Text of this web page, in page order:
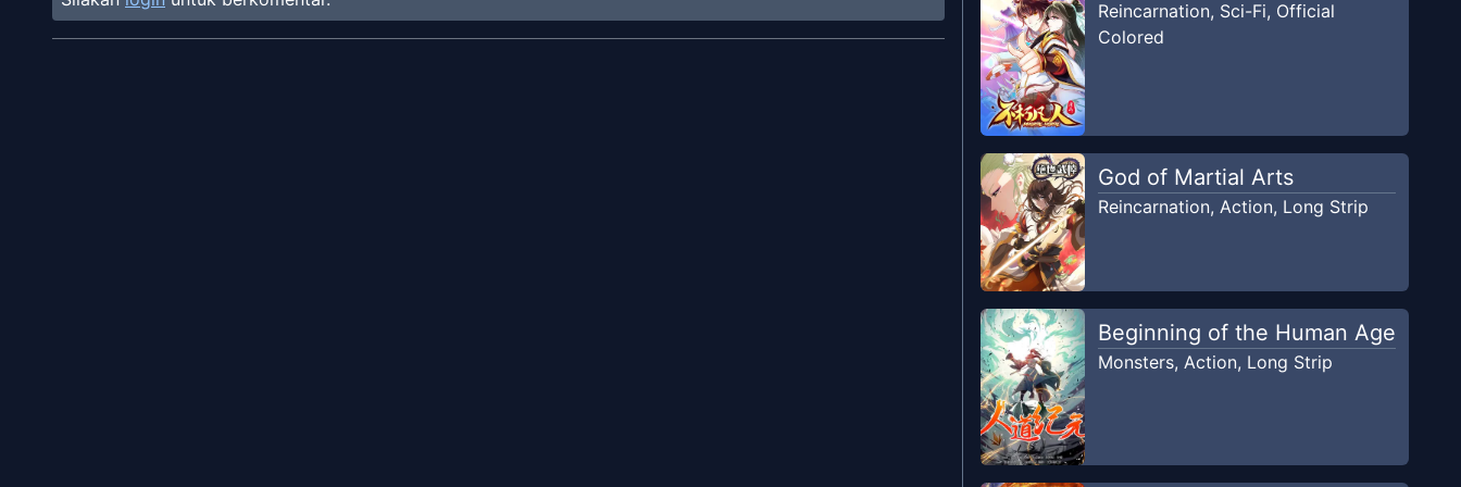
Reincarnation, Sci-Fi, Official
Colored
God of Martial Arts
Reincarnation, Action, Long Strip
Beginning of the Human Age
Monsters, Action, Long Strip